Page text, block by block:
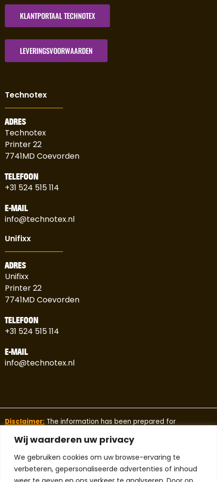
Wij waarderen uw privacy
We gebruiken cookies om uw browse-ervaring te
verbeteren, gepersonaliseerde advertenties of inhoud
KLANTPORTAAL TECHNOTEX
LEVERINGSVOORWAARDEN
Technotex
ADRES
Technotex
Printer 22
7741MD Coevorden
TELEFOON
+31 524 515 114
E-MAIL
info@technotex.nl
Unifixx
ADRES
Unifixx
Printer 22
7741MD Coevorden
TELEFOON
+31 524 515 114
E-MAIL
info@technotex.nl
Disclaimer: The information has been prepared for
This information should not be considered as a guarantee
under any circumstances.
Technotex makes no warranty, expressed or implied, and
assumes no legal liability or responsibility for the accuracy,